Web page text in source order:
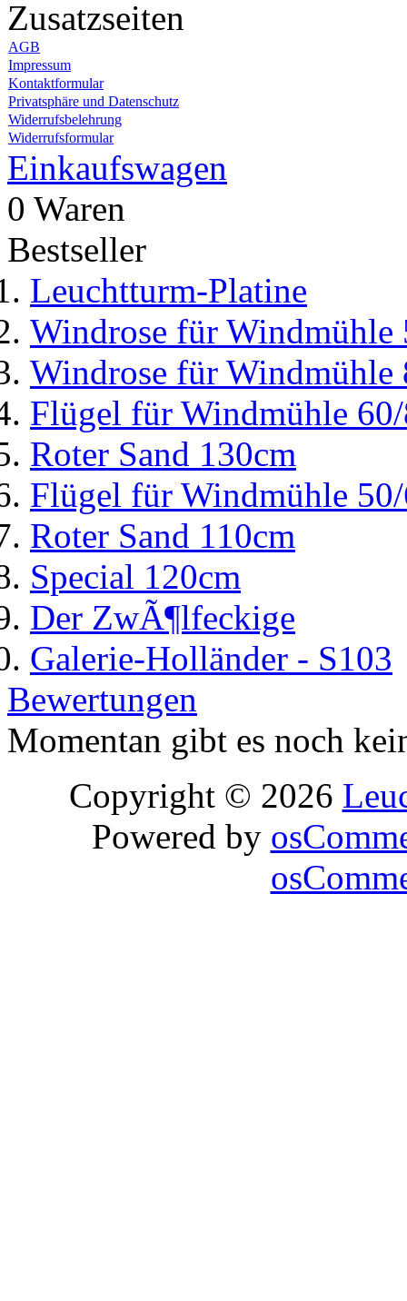
Zusatzseiten
AGB
Impressum
Kontaktformular
Privatsphäre und Datenschutz
Widerrufsbelehrung
Widerrufsformular
Einkaufswagen
0 Waren
Bestseller
Leuchtturm-Platine
Windrose für Windmühle
Windrose für Windmühle
Flügel für Windmühle
Roter Sand 130cm
Flügel für Windmühle
Roter Sand 110cm
Special 120cm
Der ZwÃ¶lfeckige
Galerie-Holländer - S103
Bewertungen
Momentan gibt es noch
Copyright © 2026
Powered by